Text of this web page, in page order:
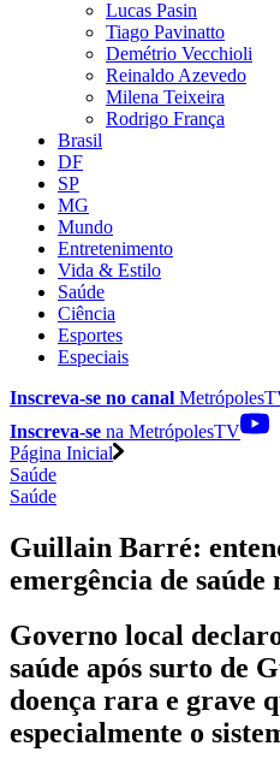
Lucas Pasin
Tiago Pavinatto
Demétrio Vecchioli
Reinaldo Azevedo
Milena Teixeira
Rodrigo França
Brasil
DF
SP
MG
Mundo
Entretenimento
Vida & Estilo
Saúde
Ciência
Esportes
Especiais
Inscreva-se no canal
Inscreva-se na MetrópolesTV
Página Inicial
Saúde
Saúde
Guillain Barré:
emergência de saúde
Governo local
saúde após surto de
doença rara e grave
especialmente o